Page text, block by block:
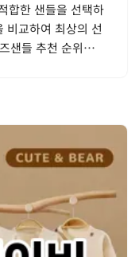
합한 샌들을 선택하
비교하여 최상의 선
샌들 추천 순위…